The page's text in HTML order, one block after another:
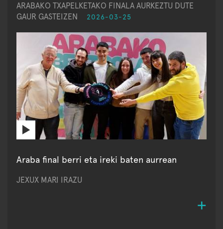
ARABAKO TXAPELKETAKO FINALA AURKEZTU DUTE
GAUR GASTEIZEN
2026-03-25
Araba final berri eta ireki baten aurrean
JEXUX MARI IRAZU